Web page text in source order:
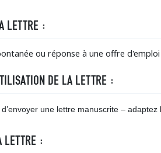
LETTRE :
ou réponse à une offre
DE LA LETTRE :
une lettre manuscrite –
LETTRE :